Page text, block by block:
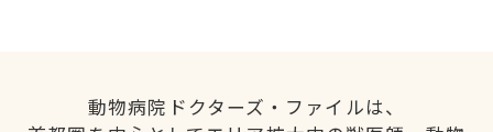
動物病院ドクターズ・ファイルは、